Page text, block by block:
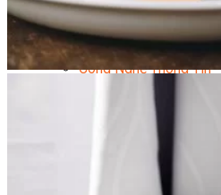
Quản Trị & Phát Triển
Giám Đốc Nhân
Quản Lý Cấp
Công Nghệ Thông Tin
An Ninh Mạng
Chuyên Viên
Quản Trị Hệ
Quản Trị Vận
Data Analyst